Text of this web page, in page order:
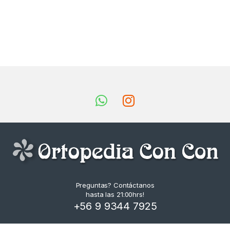
Preguntas? Contáctanos
hasta las 21:00hrs!
+56 9 9344 7925